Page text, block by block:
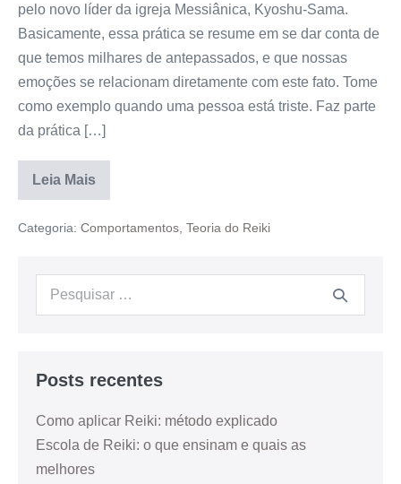
pelo novo líder da igreja Messiânica, Kyoshu-Sama.
Basicamente, essa prática se resume em se dar conta de
que temos milhares de antepassados, e que nossas
emoções se relacionam diretamente com este fato. Tome
como exemplo quando uma pessoa está triste. Faz parte
da prática […]
Leia Mais
Categoria: Comportamentos Teoria do Reiki
Posts recentes
Como aplicar Reiki: método explicado
Escola de Reiki: o que ensinam e quais as
melhores